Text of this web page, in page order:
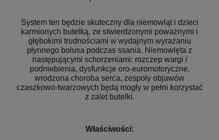
System ten będzie skuteczny dla niemowląt i dzieci
karmionych butelką, ze stwierdzonymi poważnymi i
głębokimi trudnościami w wydajnym wyrażaniu
płynnego bolusa podczas ssania. Niemowlęta z
następującymi schorzeniami: rozczep wargi /
podniebienia, dysfunkcje oro-euromotoryczne,
wrodzona choroba serca, zespoły objawów
czaszkowo-twarzowych będą mogły w pełni korzystać
z zalet butelki.
Właściwości: